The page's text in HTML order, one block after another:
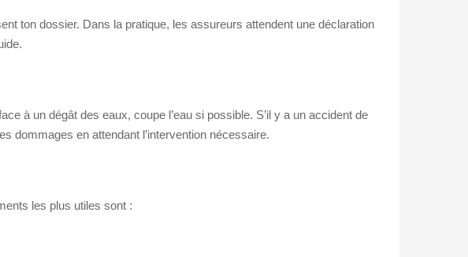
ton dossier. Dans la pratique, les assureurs attendent une déclaration
à un dégât des eaux, coupe l’eau si possible. S’il y a un accident de
dommages en attendant l’intervention nécessaire.
les plus utiles sont :